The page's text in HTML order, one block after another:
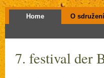
Home O sdružení
7. festival der